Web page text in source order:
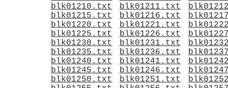
blk01210.txt
blk01211.txt
blk01215.txt
blk01216.txt
blk01220.txt
blk01221.txt
blk01225.txt
blk01226.txt
blk01230.txt
blk01231.txt
blk01235.txt
blk01236.txt
blk01240.txt
blk01241.txt
blk01245.txt
blk01246.txt
blk01250.txt
blk01251.txt